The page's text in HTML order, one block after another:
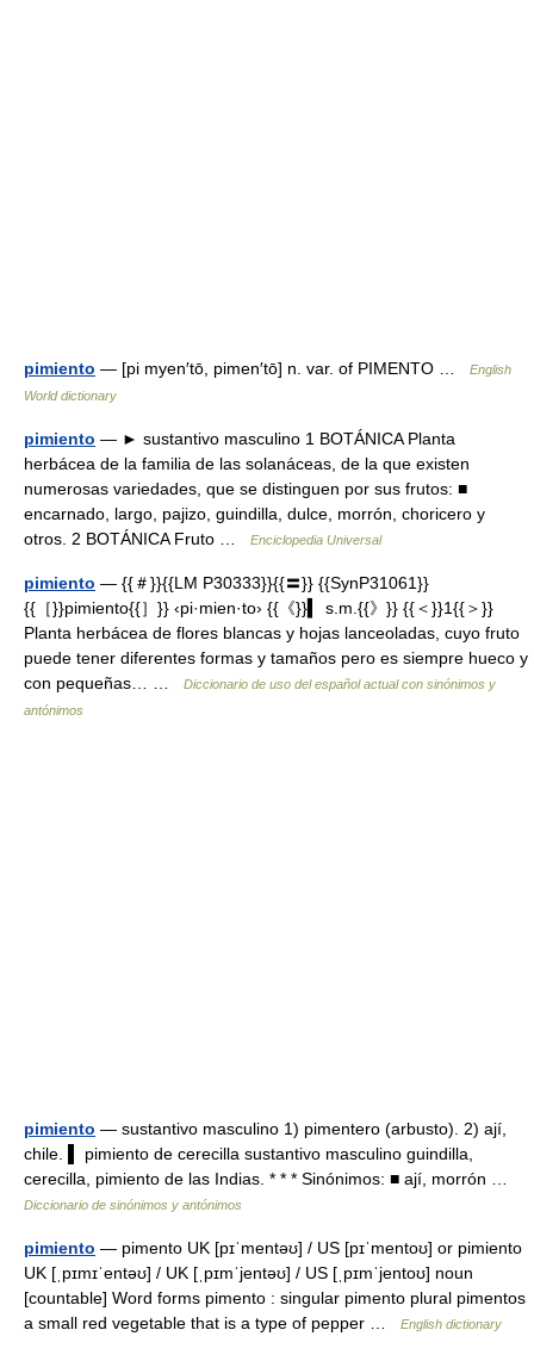
pimiento — [pi myen′tō, pimen′tō] n. var. of PIMENTO …
English
World dictionary
pimiento — ► sustantivo masculino 1 BOTÁNICA Planta
herbácea de la familia de las solanáceas, de la que existen
numerosas variedades, que se distinguen por sus frutos: ■
encarnado, largo, pajizo, guindilla, dulce, morrón, choricero y
otros. 2 BOTÁNICA Fruto …
Enciclopedia Universal
pimiento — {{＃}}{{LM P30333}}{{〓}} {{SynP31061}}
{{［}}pimiento{{］}} ‹pi·mien·to› {{《}}▍ s.m.{{》}} {{＜}}1{{＞}}
Planta herbácea de flores blancas y hojas lanceoladas, cuyo fruto
puede tener diferentes formas y tamaños pero es siempre hueco y
con pequeñas… …
Diccionario de uso del español actual con sinónimos y
antónimos
pimiento — sustantivo masculino 1) pimentero (arbusto). 2) ají,
chile. ▌ pimiento de cerecilla sustantivo masculino guindilla,
cerecilla, pimiento de las Indias. * * * Sinónimos: ■ ají, morrón …
Diccionario de sinónimos y antónimos
pimiento — pimento UK [pɪˈmentəʊ] / US [pɪˈmentoʊ] or pimiento
UK [ˌpɪmɪˈentəʊ] / UK [ˌpɪmˈjentəʊ] / US [ˌpɪmˈjentoʊ] noun
[countable] Word forms pimento : singular pimento plural pimentos
a small red vegetable that is a type of pepper …
English dictionary